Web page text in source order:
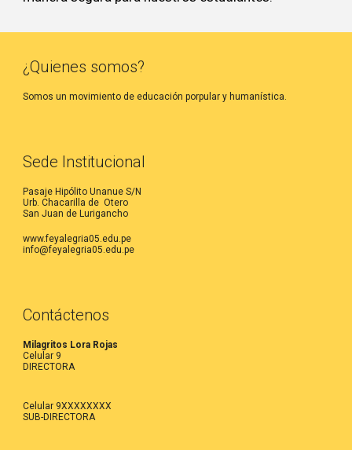
¿Quienes somos?
Somos un movimiento de educación porpular y humanística.
Sede Institucional
Pasaje Hipólito Unanue S/N
Urb. Chacarilla de Otero
San Juan de Lurigancho
www.feyalegria05.edu.pe
info@feyalegria05.edu.pe
Contáctenos
Milagritos Lora Rojas
Celular 9
DIRECTORA
Celular 9XXXXXXXX
SUB-DIRECTORA